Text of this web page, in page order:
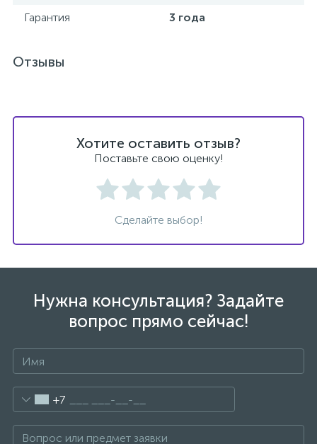
Гарантия
3 года
Отзывы
Хотите оставить отзыв?
Поставьте свою оценку!
Сделайте выбор!
Нужна консультация? Задайте
вопрос прямо сейчас!
+7
Ручные души
Ручные души со штуцером
Смесители для биде
Смесители для ванны
5
Смесители для кухни
Смесители для раковины
Смесители на борт ванны
10